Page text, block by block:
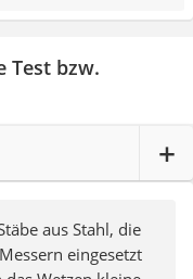
Test bzw.
aus Stahl, die
eingesetzt